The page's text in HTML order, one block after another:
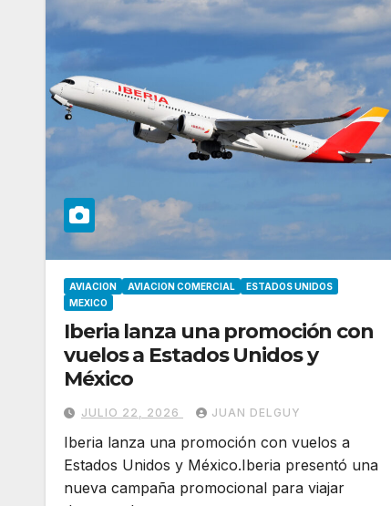
AVIACION AVIACION COMERCIAL
ESTADOS UNIDOS
MEXICO
Iberia lanza una promoción con
vuelos a Estados Unidos y
México
JULIO 22, 2026 JUAN DELGUY
Iberia lanza una promoción con vuelos a
Estados Unidos y México.Iberia presentó una
nueva campaña promocional para viajar